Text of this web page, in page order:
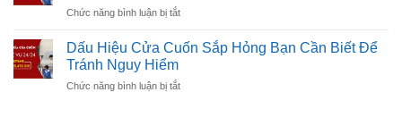
Phút
–
Mặt
Phút
Phòng
Giá
Có
Chức năng bình luận bị tắtở
sao
không
Dấu Hiệu Cửa Cuốn Sắp Hỏng Bạn Cần Biết Để
Tránh Nguy Hiểm
Chức năng bình luận bị tắtở